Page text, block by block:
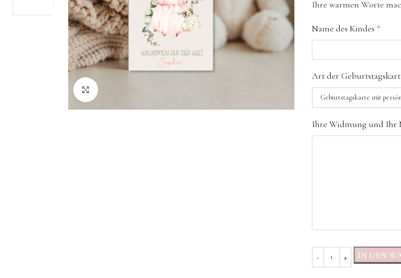
Ihre warmen Worte
Name des Kindes *
Art der
Ihre Widmung und Ihr
IN DEN